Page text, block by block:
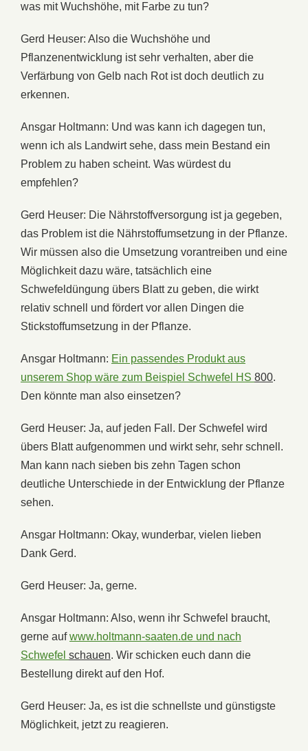
was mitWuchshöhe, mit Farbe zu tun?
Gerd Heuser: Also die Wuchshöhe und
Pflanzenentwicklung istsehr verhalten, aber die
Verfärbung von Gelb nach Rot istdoch deutlich zu
erkennen.
Ansgar Holtmann: Und was kann ich dagegen tun,
wenn ich als Landwirtsehe, dass mein Bestand ein
Problem zu haben scheint. Was würdestdu
empfehlen?
Gerd Heuser: Die Nährstoffversorgung ist ja gegeben,
das Problem istdie Nährstoffumsetzung in der Pflanze.
Wir müssen also die Umsetzung vorantreiben und eine
Möglichkeitdazu wäre, tatsächlich eine
Schwefeldüngung übers Blatt zu geben, die wirkt
relativ schnell und fördertvor allen Dingen die
Stickstoffumsetzung in der Pflanze.
Ansgar Holtmann: Ein passendes Produkt aus
unserem Shop wäre zum Beispiel Schwefel HS 800.
Den könnte man also einsetzen?
Gerd Heuser: Ja, auf jeden Fall. Der Schwefel wird
übers Blattaufgenommen und wirktsehr, sehr schnell.
Man kann nach sieben bis zehn Tagen schon
deutliche Unterschiede in der Entwicklung der Pflanze
sehen.
Ansgar Holtmann: Okay, wunderbar, vielen lieben
Dank Gerd.
Gerd Heuser: Ja, gerne.
Ansgar Holtmann: Also, wenn ihr Schwefel braucht,
gerne aufwww.holtmann-saaten.de und nach
Schwefel schauen. Wir schicken euch dann die
Bestellung direktaufden Hof.
Gerd Heuser: Ja, es istdie schnellste und günstigste
Möglichkeit, jetzt zu reagieren.